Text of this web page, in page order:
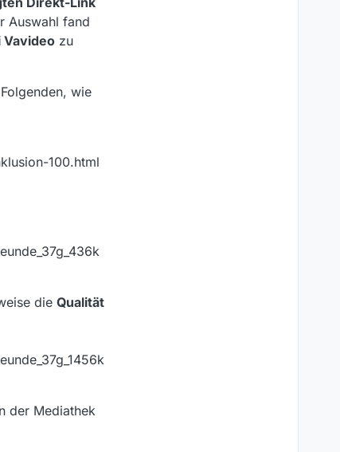
Auswahl fand
Vavideo zu
wie
100.html
die Qualität
der Mediathek